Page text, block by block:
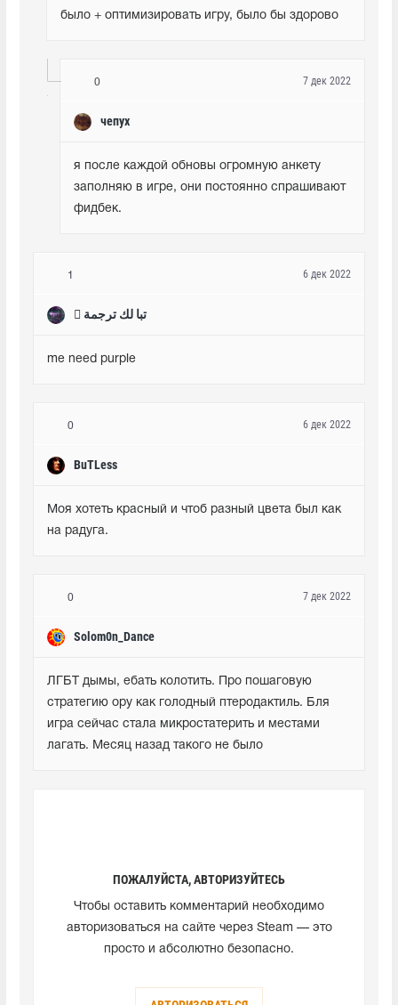
было + оптимизировать игру, было бы здорово
0
чепух
7 дек 2022
я после каждой обновы огромную анкету
заполняю в игре, они постоянно спрашивают
фидбек.
1
 تبا لك ترجمة
6 дек 2022
me need purple
0
BuTLess
6 дек 2022
Моя хотеть красный и чтоб разный цвета был как
на радуга.
0
Solom0n_Dance
7 дек 2022
ЛГБТ дымы, ебать колотить. Про пошаговую
стратегию ору как голодный птеродактиль. Бля
игра сейчас стала микростатерить и местами
лагать. Месяц назад такого не было
ПОЖАЛУЙСТА, АВТОРИЗУЙТЕСЬ
Чтобы оставить комментарий необходимо
авторизоваться на сайте через Steam — это
просто и абсолютно безопасно.